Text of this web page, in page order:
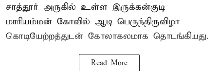
சாத்தூர் அருகில் உள்ள இருக்கன்குடி
மாரியம்மன் கோவில் ஆடி பெருந்திருவிழா
கொடியேற்றத்துடன் கோலாகலமாக தொடங்கியது.
Read More